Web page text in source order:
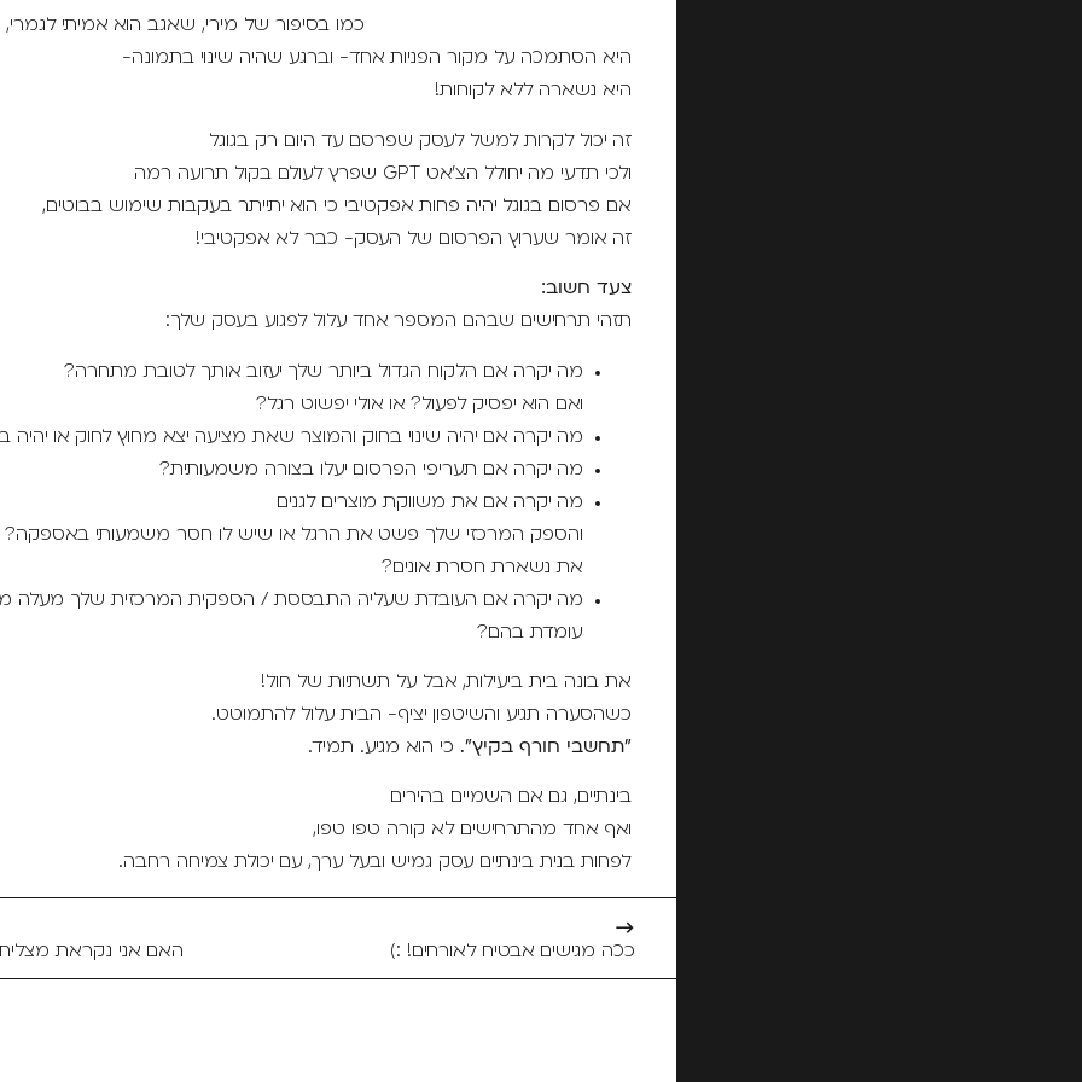
כמו בסיפור של מירי, שאגב הוא אמיתי לגמרי,
היא הסתמכה על מקור הפניות אחד- וברגע שהיה שינוי בתמונה-
היא נשארה ללא לקוחות!
זה יכול לקרות למשל לעסק שפרסם עד היום רק בגוגל
ולכי תדעי מה יחולל הצ'אט GPT שפרץ לעולם בקול תרועה רמה
אם פרסום בגוגל יהיה פחות אפקטיבי כי הוא יתייתר בעקבות שימוש בבוטים,
זה אומר שערוץ הפרסום של העסק- כבר לא אפקטיבי!
צעד חשוב:
תזהי תרחישים שבהם המספר אחד עלול לפגוע בעסק שלך:
מה יקרה אם הלקוח הגדול ביותר שלך יעזוב אותך לטובת מתחרה?
ואם הוא יפסיק לפעול? או אולי יפשוט רגל?
מה יקרה אם יהיה שינוי בחוק והמוצר שאת מציעה יצא מחוץ לחוק או יהיה
מה יקרה אם תעריפי הפרסום יעלו בצורה משמעותית?
מה יקרה אם את משווקת מוצרים לגנים
והספק המרכזי שלך פשט את הרגל או שיש לו חסר משמעותי באספקה?
את נשארת חסרת אונים?
מה יקרה אם העובדת שעליה התבססת / הספקית המרכזית שלך מעלה
עומדת בהם?
את בונה בית ביעילות, אבל על תשתיות של חול!
כשהסערה תגיע והשיטפון יציף- הבית עלול להתמוטט.
"תחשבי חורף בקיץ". כי הוא מגיע. תמיד.
בינתיים, גם אם השמיים בהירים
ואף אחד מהתרחישים לא קורה טפו טפו,
לפחות בנית בינתיים עסק גמיש ובעל ערך, עם יכולת צמיחה רחבה.
→
ככה מגישים אבטיח לאורחים! :) האם אני נקראת